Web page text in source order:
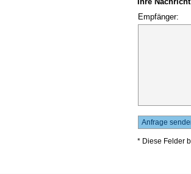
Empfänger:
* Diese Felder